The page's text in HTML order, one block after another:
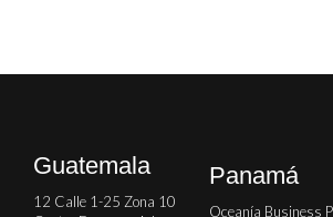
Guatemala
12 Calle 1-25 Zona 10
Panamá
Oceanía Business